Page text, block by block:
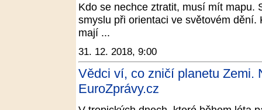
Kdo se nechce ztratit, musí mít mapu.
smyslu při orientaci ve světovém
mají ...
31. 12. 2018, 9:00
Vědci ví, co zničí planetu Zemi.
EuroZprávy.cz